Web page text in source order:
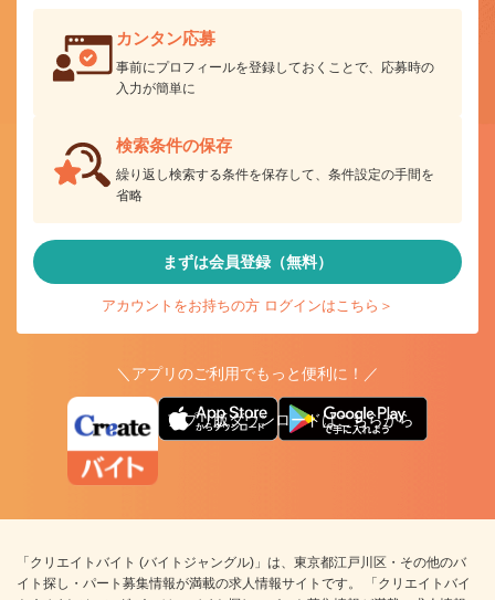
カンタン応募
事前にプロフィールを登録しておくことで、応募時の
入力が簡単に
検索条件の保存
繰り返し検索する条件を保存して、条件設定の手間を
省略
まずは会員登録（無料）
アカウントをお持ちの方 ログインはこちら＞
＼アプリのご利用でもっと便利に！／
アプリ版ダウンロードはこちらから
「クリエイトバイト (バイトジャングル)」は、東京都江戸川区・その他のバ
イト探し・パート募集情報が満載の求人情報サイトです。 「クリエイトバイ